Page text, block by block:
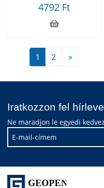
4792 Ft
1 2 »
Iratkozzon fel
Ne maradjon le egyedi